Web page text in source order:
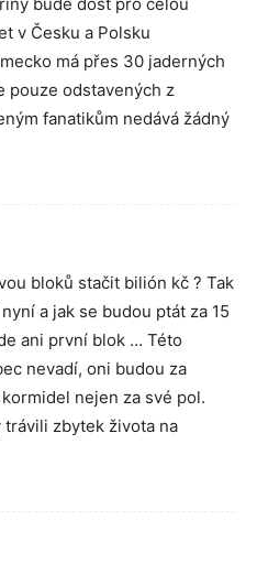
v Česku a Polsku
má přes 30 jaderných
pouze odstavených z
fanatikům nedává žádný
bloků stačit bilión kč ? Tak
a jak se budou ptát za 15
ani první blok … Této
nevadí, oni budou za
nejen za své pol.
trávili zbytek života na